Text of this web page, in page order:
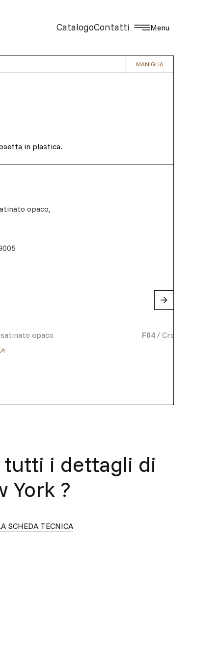
CatalogoContatti Menu
MANIGLIA
in plastica.
opaco,
opaco F04 /Cromo lucido
i dettagli di
York ?
SCHEDA TECNICA